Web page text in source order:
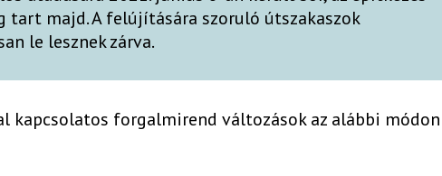
tart majd. A felújítására szoruló útszakaszok
le lesznek zárva.
kapcsolatos forgalmirend változások az alábbi módon